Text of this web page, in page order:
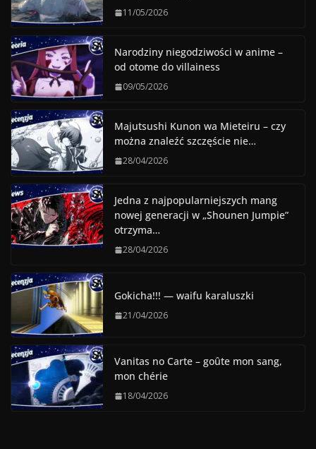
11/05/2026
Narodziny niegodziwości w anime –
od otome do villainess
09/05/2026
Majutsushi Kunon wa Mieteiru – czy
można znaleźć szczęście nie…
28/04/2026
Jedna z najpopularniejszych mang
nowej generacji w „Shounen Jumpie”
otrzyma…
28/04/2026
Gokicha!!! — waifu karaluszki
21/04/2026
Vanitas no Carte – goûte mon sang,
mon chérie
18/04/2026